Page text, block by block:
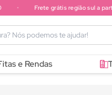
a partir de R$ 249,90
Frete grátis região sul a partir
e Rendas